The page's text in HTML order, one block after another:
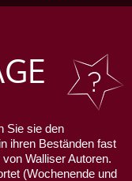
Sie sie den
ihren Beständen fast
Walliser Autoren.
(Wochenende und